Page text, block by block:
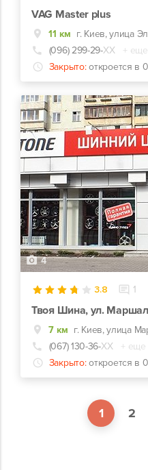
VAG Master plus
11 км г. Киев, улица
(096) 299-29-ХХ
+
Закрыто: откроется в
4
3.8 1
Твоя Шина, ул.
7 км г. Киев, улица
(067) 130-36-ХХ
+ еще
Закрыто: откроется в
1 2